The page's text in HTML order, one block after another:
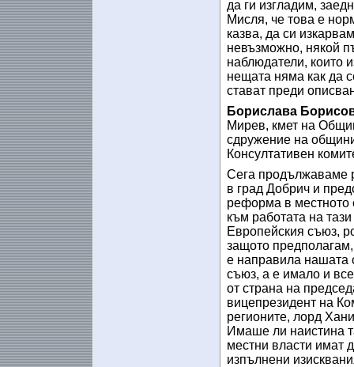
да ги изгладим,
Мисля, че това е
казва, да си
невъзможно, някой
наблюдатели, които
нещата няма как да
стават преди
Борислава
Мирев, кмет на
сдружение на
Консултативен
Сега продължаваме
в град Добрич и
реформа в местното
към работата на
Европейския съюз,
защото
е направила нашата
съюз, а е имало и
от страна на
вицепрезидент на
регионите, лорд
Имаше ли наистина
местни власти имат
изпълнени